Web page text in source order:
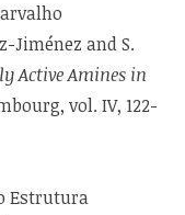
Jiménez and S.
Active Amines in
vol. IV, 122-
Estrutura